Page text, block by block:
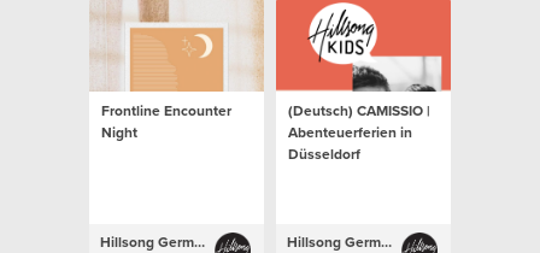
Frontline Encounter
Night
Hillsong Germany
(Deutsch) CAMISSIO |
Abenteuerferien in
Düsseldorf
Hillsong Germany